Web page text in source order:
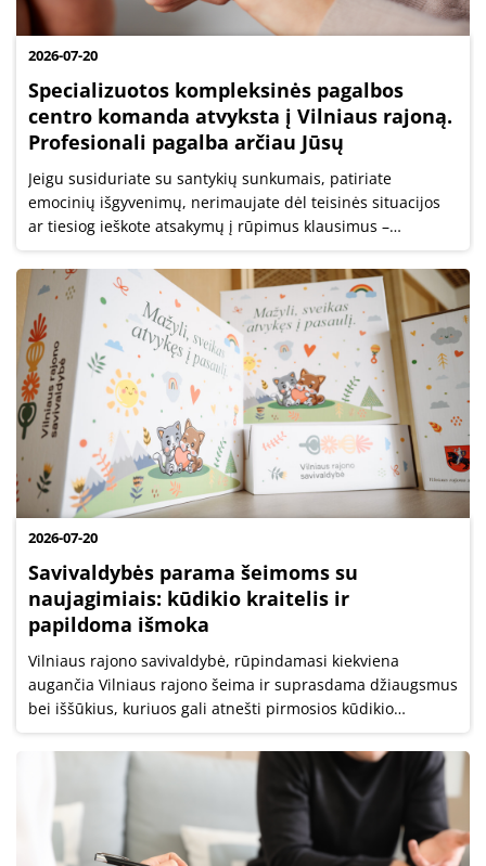
2026-07-20
Specializuotos kompleksinės pagalbos
centro komanda atvyksta į Vilniaus rajoną.
Profesionali pagalba arčiau Jūsų
Jeigu susiduriate su santykių sunkumais, patiriate
emocinių išgyvenimų, nerimaujate dėl teisinės situacijos
ar tiesiog ieškote atsakymų į rūpimus klausimus –
kviečiame atvykti į nemokamą individualią konsultaciją,
kuri vyks š. m. rugpjūčio 20 d....
2026-07-20
Savivaldybės parama šeimoms su
naujagimiais: kūdikio kraitelis ir
papildoma išmoka
Vilniaus rajono savivaldybė, rūpindamasi kiekviena
augančia Vilniaus rajono šeima ir suprasdama džiaugsmus
bei iššūkius, kuriuos gali atnešti pirmosios kūdikio
auginimo dienos, toliau įgyvendina paramos šeimoms su
naujagimiais iniciatyvas....